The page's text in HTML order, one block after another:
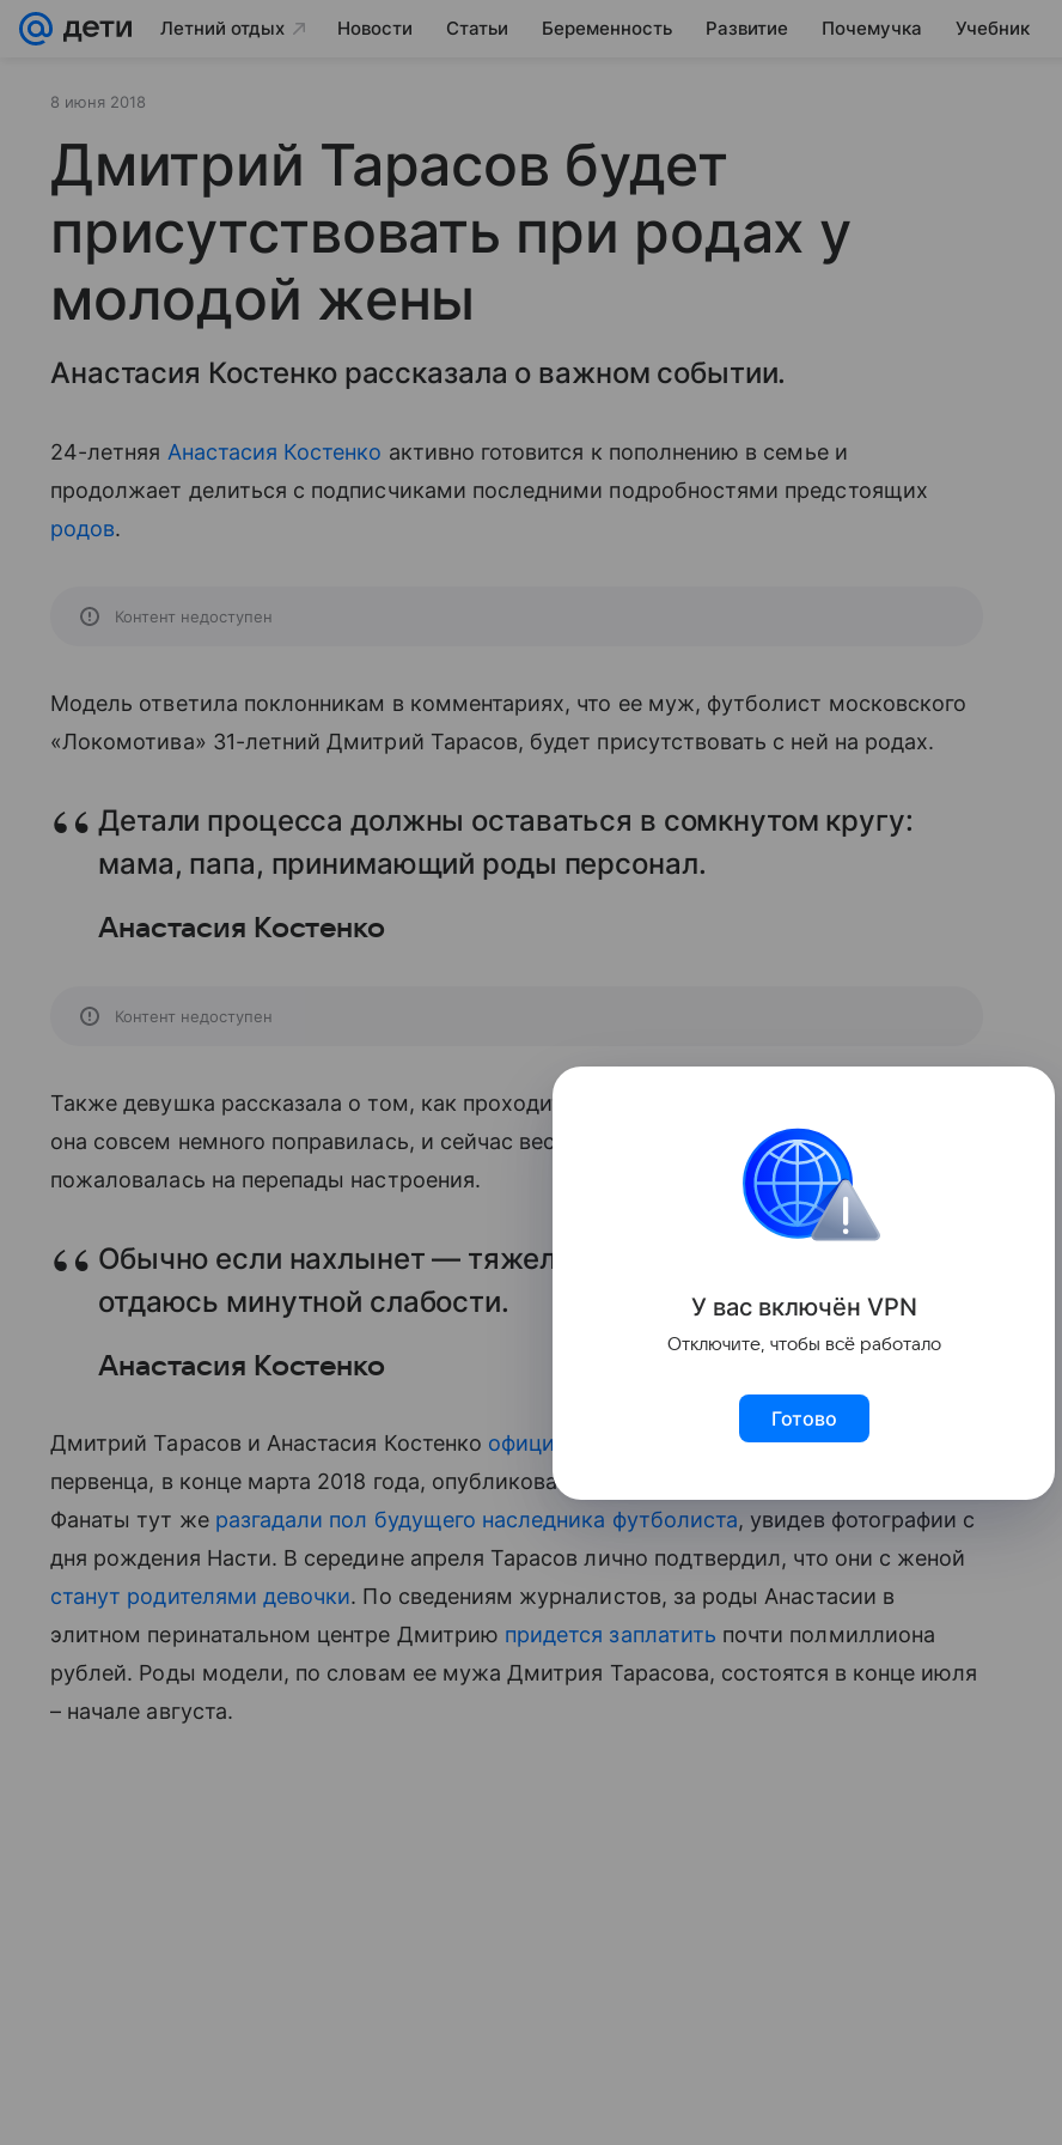
Летний отдых Новости Статьи Беременность Развитие Почемучка Учебник
8 июня 2018
Дмитрий Тарасов будет
присутствовать при родах у
молодой жены
Анастасия Костенко рассказала о важном событии.
24-летняя Анастасия Костенко активно готовится к пополнению в семье и
продолжает делиться с подписчиками последними подробностями предстоящих
родов.
Контент недоступен
Модель ответила поклонникам в комментариях, что ее муж, футболист московского
«Локомотива» 31-летний Дмитрий Тарасов, будет присутствовать с ней на родах.
Детали процесса должны оставаться в сомкнутом кругу:
мама, папа, принимающий роды персонал.
Анастасия Костенко
Контент недоступен
Также девушка рассказала о том, как проходит ее беременность. По словам модели,
она совсем немного поправилась, и сейчас весит 58 килограммов. Также Костенко
пожаловалась на перепады настроения.
Обычно если нахлынет — тяжело сразу реагировать,
отдаюсь минутной слабости.
Анастасия Костенко
Дмитрий Тарасов и Анастасия Костенко официально подтвердили, что ждут
первенца, в конце марта 2018 года, опубликовав недвусмысленные снимки в соцсети.
Фанаты тут же разгадали пол будущего наследника футболиста, увидев фотографии с
дня рождения Насти. В середине апреля Тарасов лично подтвердил, что они с женой
станут родителями девочки. По сведениям журналистов, за роды Анастасии в
элитном перинатальном центре Дмитрию придется заплатить почти полмиллиона
рублей. Роды модели, по словам ее мужа Дмитрия Тарасова, состоятся в конце июля
– начале августа.
У вас включён VPN
Отключите, чтобы всё работало
Готово